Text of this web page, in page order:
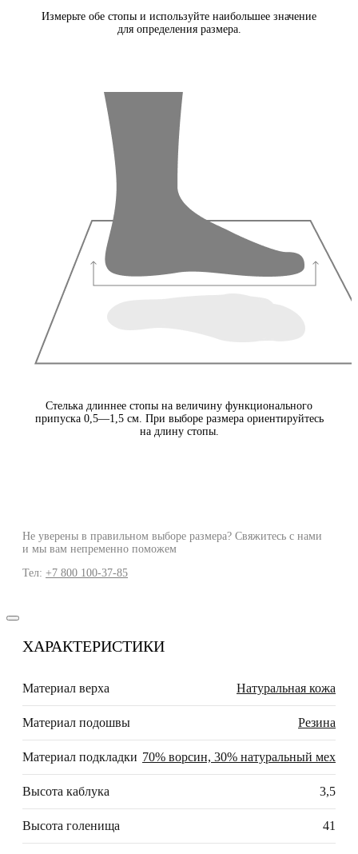
Измерьте обе стопы и используйте наибольшее значение
для определения размера.
Стелька длиннее стопы на величину функционального
припуска 0,5—1,5 см. При выборе размера ориентируйтесь
на длину стопы.
Не уверены в правильном выборе размера? Свяжитесь с нами
и мы вам непременно поможем
Тел: +7 800 100-37-85
ХАРАКТЕРИСТИКИ
Материал верха Натуральная кожа
Материал подошвы Резина
Материал подкладки 70% ворсин, 30% натуральный мех
Высота каблука 3,5
Высота голенища 41